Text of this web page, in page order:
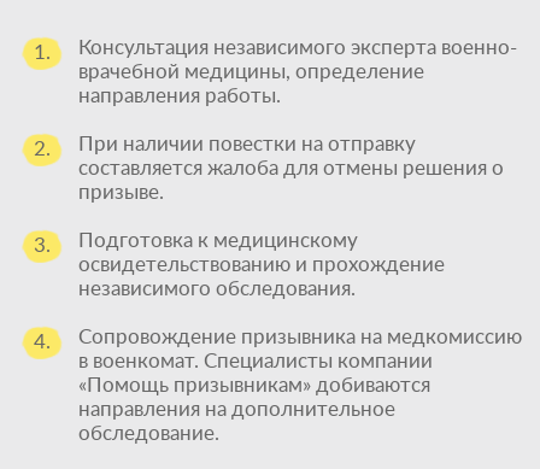
1.
Консультация независимого эксперта военно-
врачебной медицины, определение
направления работы.
2.
При наличии повестки на отправку
составляется жалоба для отмены решения о
призыве.
3.
Подготовка к медицинскому
освидетельствованию и прохождение
независимого обследования.
4.
Сопровождение призывника на медкомиссию
в военкомат. Специалисты компании
«Помощь призывникам» добиваются
направления на дополнительное
обследование.